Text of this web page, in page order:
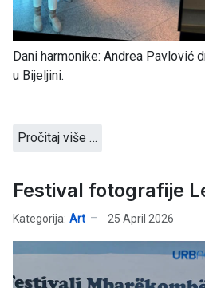
Dani harmonike: Andrea Pavlović
u Bijeljini.
Pročitaj više …
Festival fotografije
Kategorija: Art 25 April 2026